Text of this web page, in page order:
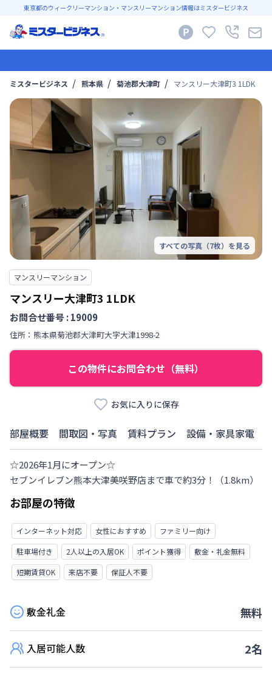
東京都のウィークリーマンション・マンスリーマンション情報はミスタービジネス
ミスタービジネス 熊本県 菊池郡大津町 マンスリー大津町3 1LDK
すべての写真（7枚）を見る
マンスリーマンション
マンスリー大津町3 1LDK
お問合せ番号 :19009
住所： 熊本県菊池郡大津町大字大津1998-2
この物件にお問合わせ（無料）
お気に入りに保存
部屋概要 間取図・写真 賃料プラン 設備・家具家電
☆2026年1月にオープン☆
セブンイレブン熊本大津美咲野店まで車で約3分！（1.8km）
お部屋の特徴
インターネット対応 女性におすすめ
ファミリー向け
駐車場付き
2人以上の入居OK ポイント獲得
敷金・礼金無料
短期賃貸OK
来店不要 保証人不要
敷金礼金 無料
入居可能人数 2名